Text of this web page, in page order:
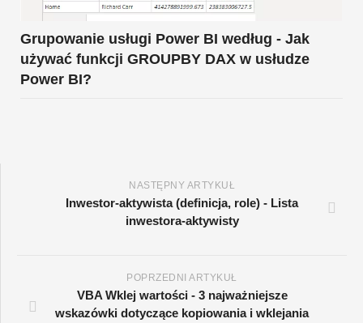
Grupowanie usługi Power BI według - Jak
używać funkcji GROUPBY DAX w usłudze
Power BI?
NASTĘPNY ARTYKUŁ
Inwestor-aktywista (definicja, role) - Lista
inwestora-aktywisty
POPRZEDNI ARTYKUŁ
VBA Wklej wartości - 3 najważniejsze
wskazówki dotyczące kopiowania i wklejania